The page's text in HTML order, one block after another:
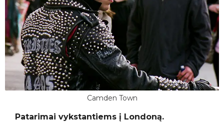
Camden Town
Patarimai vykstantiems į Londoną.